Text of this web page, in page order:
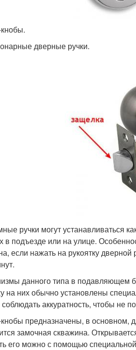
дверные ручки.
ручки могут устанавливаться
в подъезде или на улице.
если нажать на рукоятку
данного типа в подавляющем
на них обычно установлены
аккуратность, чтобы не
кнобы предназначены, в основном,
замочная скважина.
его можно с помощью